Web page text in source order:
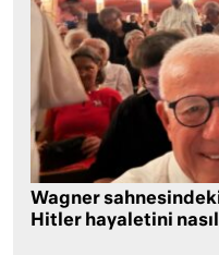
Wagner
Hitler hayaletini